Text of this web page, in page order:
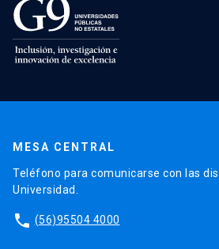
MESA CENTRAL
Teléfono para comunicarse con las
Universidad.
phone (56)95504 4000